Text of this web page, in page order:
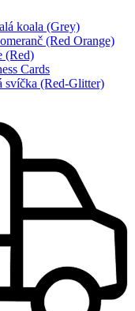
koala (Grey)
(Red Orange)
(Red)
Cards
(Red-Glitter)